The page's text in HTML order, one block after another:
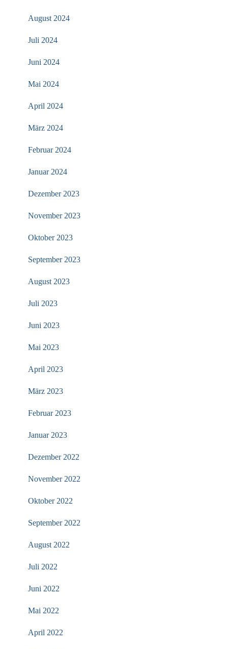
August 2024
Juli 2024
Juni 2024
Mai 2024
April 2024
März 2024
Februar 2024
Januar 2024
Dezember 2023
November 2023
Oktober 2023
September 2023
August 2023
Juli 2023
Juni 2023
Mai 2023
April 2023
März 2023
Februar 2023
Januar 2023
Dezember 2022
November 2022
Oktober 2022
September 2022
August 2022
Juli 2022
Juni 2022
Mai 2022
April 2022